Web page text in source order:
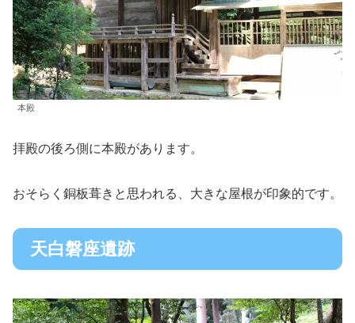
本殿
拝殿の後ろ側に本殿があります。
おそらく銅板葺きと思われる、大きな屋根が印象的です。
天白磐座遺跡